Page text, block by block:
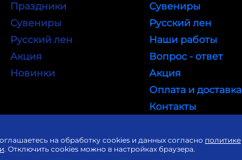
на обработку cookies и данных согласно политике
. Отключить cookies можно в настройках браузера.
Праздники
Сувениры
Русский лен
Акция
Новинки
Сувениры
Русский лен
Наши работы
Вопрос - ответ
Акция
Оплата и доставка
Контакты